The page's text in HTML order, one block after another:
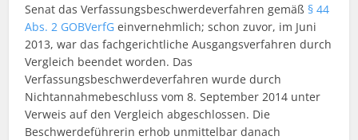
Senat das Verfassungsbeschwerdeverfahren gemäß § 44
Abs. 2 GOBVerfG einvernehmlich; schon zuvor, im Juni
2013, war das fachgerichtliche Ausgangsverfahren durch
Vergleich beendet worden. Das
Verfassungsbeschwerdeverfahren wurde durch
Nichtannahmebeschluss vom 8. September 2014 unter
Verweis auf den Vergleich abgeschlossen. Die
Beschwerdeführerin erhob unmittelbar danach